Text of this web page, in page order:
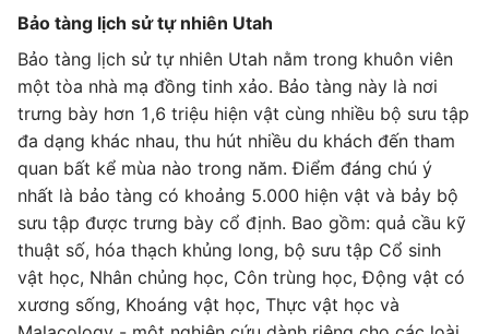
Bảo tàng lịch sử tự nhiên Utah
Bảo tàng lịch sử tự nhiên Utah nằm trong khuôn viên
một tòa nhà mạ đồng tinh xảo. Bảo tàng này là nơi
trưng bày hơn 1,6 triệu hiện vật cùng nhiều bộ sưu tập
đa dạng khác nhau, thu hút nhiều du khách đến tham
quan bất kể mùa nào trong năm. Điểm đáng chú ý
nhất là bảo tàng có khoảng 5.000 hiện vật và bảy bộ
sưu tập được trưng bày cổ định. Bao gồm: quả cầu kỹ
thuật số, hóa thạch khủng long, bộ sưu tập Cổ sinh
vật học, Nhân chủng học, Côn trùng học, Động vật có
xương sống, Khoáng vật học, Thực vật học và